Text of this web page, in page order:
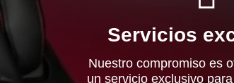
Servicios
Nuestro compromiso es
un servicio exclusivo